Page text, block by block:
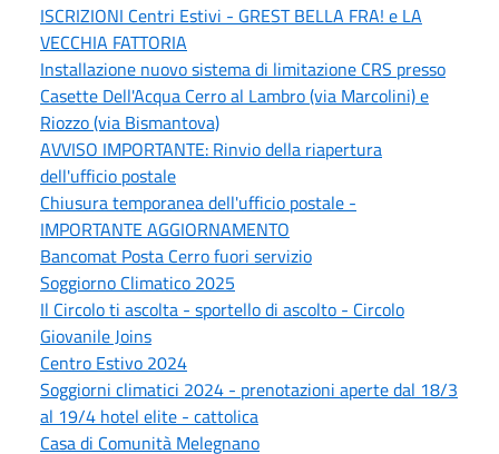
ISCRIZIONI Centri Estivi - GREST BELLA FRA! e LA
VECCHIA FATTORIA
Installazione nuovo sistema di limitazione CRS presso
Casette Dell'Acqua Cerro al Lambro (via Marcolini) e
Riozzo (via Bismantova)
AVVISO IMPORTANTE: Rinvio della riapertura
dell'ufficio postale
Chiusura temporanea dell'ufficio postale -
IMPORTANTE AGGIORNAMENTO
Bancomat Posta Cerro fuori servizio
Soggiorno Climatico 2025
Il Circolo ti ascolta - sportello di ascolto - Circolo
Giovanile Joins
Centro Estivo 2024
Soggiorni climatici 2024 - prenotazioni aperte dal 18/3
al 19/4 hotel elite - cattolica
Casa di Comunità Melegnano